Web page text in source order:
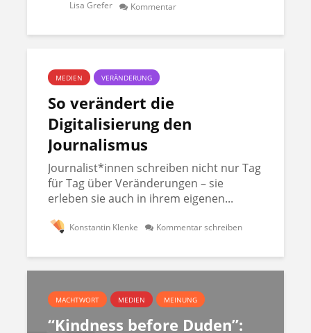
Lisa Grefer Kommentar
MEDIEN VERÄNDERUNG
So verändert die
Digitalisierung den
Journalismus
Journalist*innen schreiben nicht nur Tag
für Tag über Veränderungen – sie
erleben sie auch in ihrem eigenen...
Konstantin Klenke Kommentar schreiben
MACHTWORT MEDIEN MEINUNG
“Kindness before Duden”: